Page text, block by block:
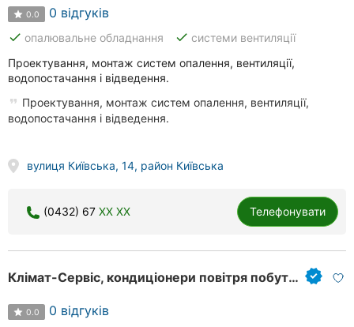
0.0 0 відгуків
done опалювальне обладнання done системи вентиляції
Проектування, монтаж систем опалення, вентиляції,
водопостачання і відведення.
Проектування, монтаж систем опалення, вентиляції,
водопостачання і відведення.
вулиця Київська, 14, район Київська
(0432) 67 XX XX Телефонувати
Клімат-Сервіс, кондиціонери повітря побутові
0.0 0 відгуків